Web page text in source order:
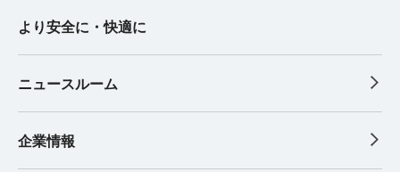
より安全に・快適に
ニュースルーム
企業情報